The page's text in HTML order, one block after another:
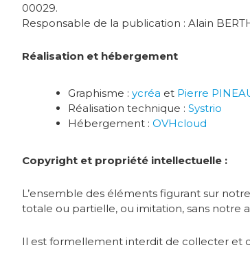
00029.
Responsable de la publication : Alain
Réalisation et hébergement
Graphisme : ycréa et Pierre
Réalisation technique : Systrio
Hébergement : OVHcloud
Copyright et propriété intellectuelle :
L’ensemble des éléments figurant sur
totale ou partielle, ou imitation, sans notre
Il est formellement interdit de collecter et